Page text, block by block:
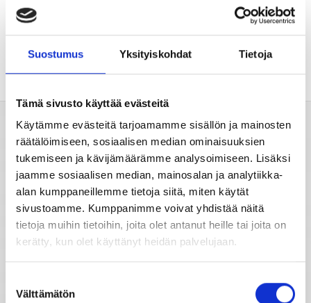
Suostumus Yksityiskohdat Tietoja
Tämä sivusto käyttää evästeitä
Käytämme evästeitä tarjoamamme sisällön ja mainosten
räätälöimiseen, sosiaalisen median ominaisuuksien
tukemiseen ja kävijämäärämme analysoimiseen. Lisäksi
jaamme sosiaalisen median, mainosalan ja analytiikka-
alan kumppaneillemme tietoja siitä, miten käytät
sivustoamme. Kumppanimme voivat yhdistää näitä
tietoja muihin tietoihin, joita olet antanut heille tai joita on
kerätty, kun olet käyttänyt heidän palvelujaan.
valinta
Välttämätön
Unientulkintasanasto
Valitse horoskooppi
Viikkohoroskooppi
Kuukausihoroskooppi